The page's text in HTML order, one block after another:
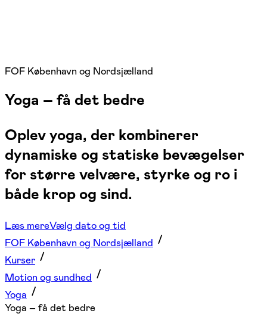
FOF København og Nordsjælland
Yoga – få det bedre
Oplev yoga, der kombinerer
dynamiske og statiske bevægelser
for større velvære, styrke og ro i
både krop og sind.
Læs mereVælg dato og tid
FOF København og Nordsjælland
Kurser
Motion og sundhed
Yoga
Yoga – få det bedre